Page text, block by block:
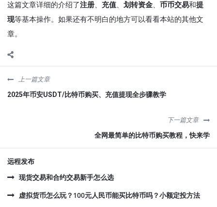
这篇文章详细的介绍了注册、 充值、 划转资金、 币币交易和提
现等基本操作。如果还有不明白的地方可以看看本站的其他文
章。
上一篇文章
2025年币安USDT/比特币购买、充值提现全步骤教学
下一篇文章
全网最简单的比特币购买教程，快来学
远程发布
现货交易和合约交易新手怎么选
虚拟货币怎么玩？100元人民币能买比特币吗？小额定投方法